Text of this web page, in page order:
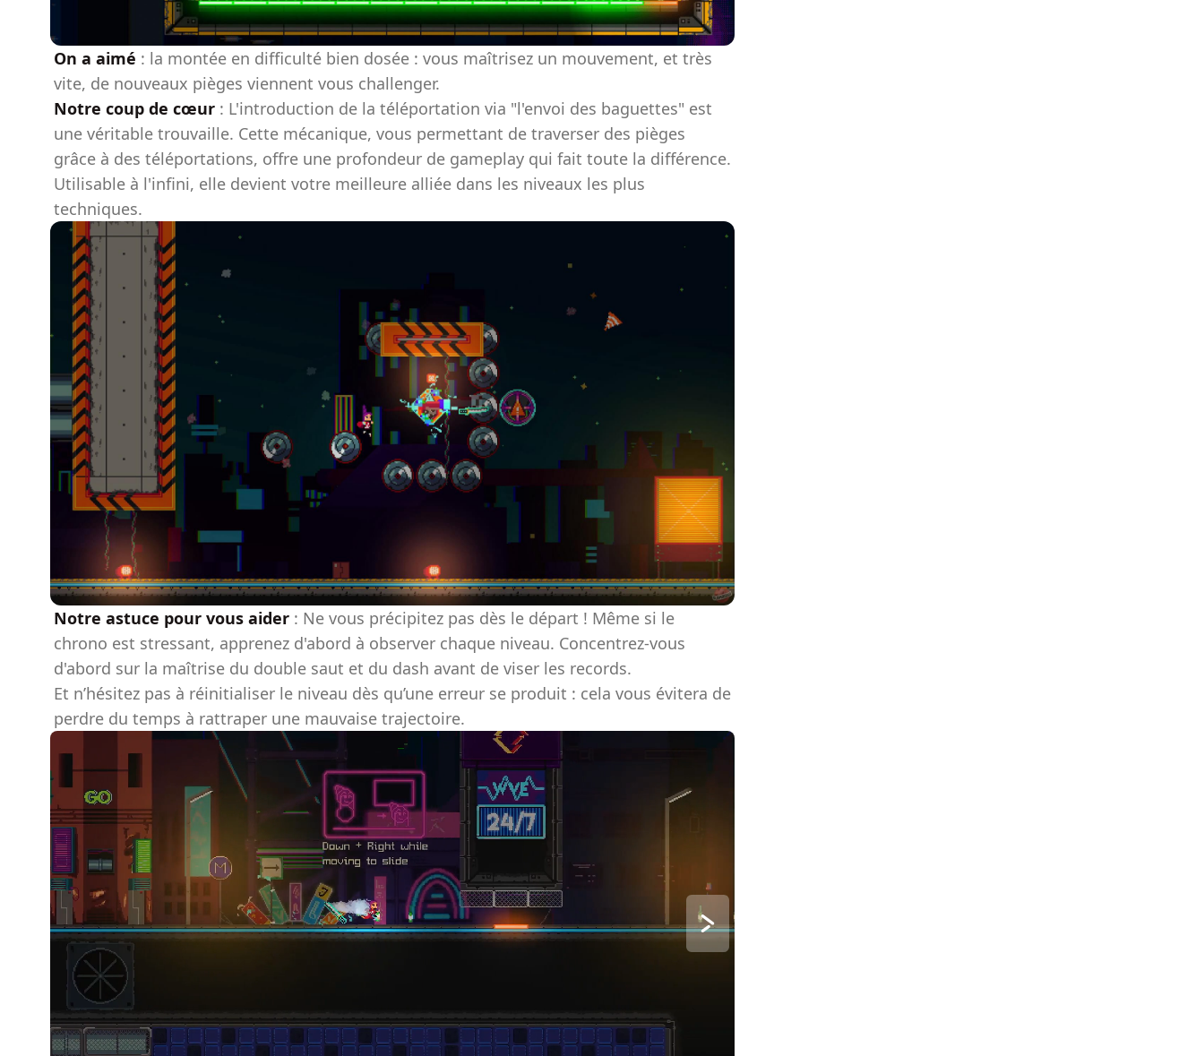
On a aimé : la montée en difficulté bien dosée : vous maîtrisez un mouvement, et très
vite, de nouveaux pièges viennent vous challenger.
Notre coup de cœur : L'introduction de la téléportation via "l'envoi des baguettes" est
une véritable trouvaille. Cette mécanique, vous permettant de traverser des pièges
grâce à des téléportations, offre une profondeur de gameplay qui fait toute la différence.
Utilisable à l'infini, elle devient votre meilleure alliée dans les niveaux les plus
techniques.
Notre astuce pour vous aider : Ne vous précipitez pas dès le départ ! Même si le
chrono est stressant, apprenez d'abord à observer chaque niveau. Concentrez-vous
d'abord sur la maîtrise du double saut et du dash avant de viser les records.
Et n’hésitez pas à réinitialiser le niveau dès qu’une erreur se produit : cela vous évitera de
perdre du temps à rattraper une mauvaise trajectoire.